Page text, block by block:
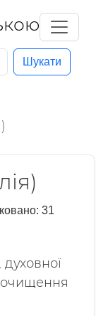
Шукати
31
очищення